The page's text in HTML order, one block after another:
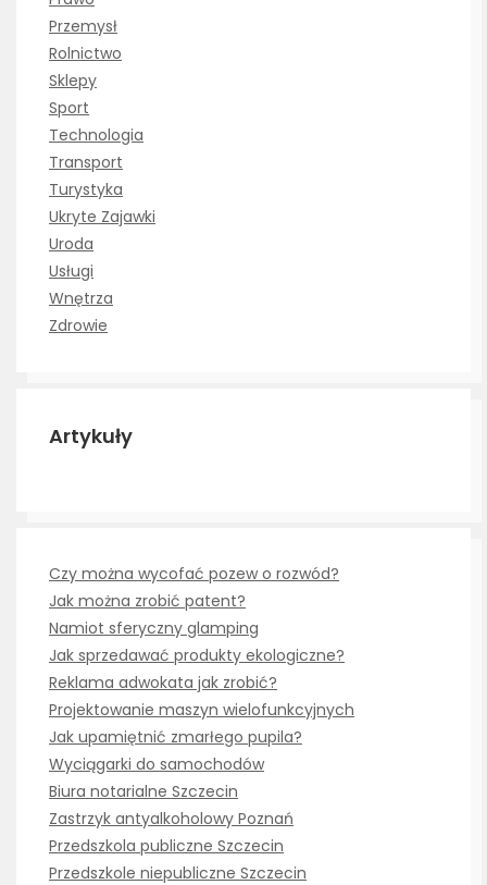
Przemysł
Rolnictwo
Sklepy
Sport
Technologia
Transport
Turystyka
Ukryte Zajawki
Uroda
Usługi
Wnętrza
Zdrowie
Artykuły
Czy można wycofać pozew o rozwód?
Jak można zrobić patent?
Namiot sferyczny glamping
Jak sprzedawać produkty ekologiczne?
Reklama adwokata jak zrobić?
Projektowanie maszyn wielofunkcyjnych
Jak upamiętnić zmarłego pupila?
Wyciągarki do samochodów
Biura notarialne Szczecin
Zastrzyk antyalkoholowy Poznań
Przedszkola publiczne Szczecin
Przedszkole niepubliczne Szczecin